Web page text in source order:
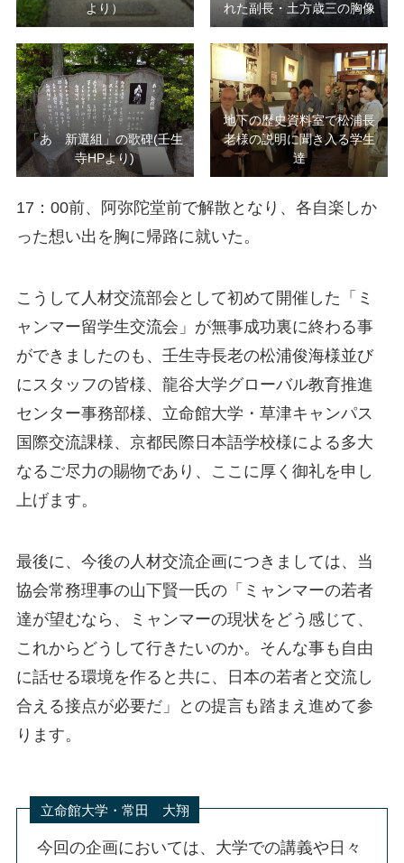
より）
れた副長・土方歳三の胸像
「あゝ新選組」の歌碑(壬生
寺HPより)
地下の歴史資料室で松浦長
老様の説明に聞き入る学生
達
17：00前、阿弥陀堂前で解散となり、各自楽しか
った想い出を胸に帰路に就いた。
こうして人材交流部会として初めて開催した「ミ
ャンマー留学生交流会」が無事成功裏に終わる事
ができましたのも、壬生寺長老の松浦俊海様並び
にスタッフの皆様、龍谷大学グローバル教育推進
センター事務部様、立命館大学・草津キャンパス
国際交流課様、京都民際日本語学校様による多大
なるご尽力の賜物であり、ここに厚く御礼を申し
上げます。
最後に、今後の人材交流企画につきましては、当
協会常務理事の山下賢一氏の「ミャンマーの若者
達が望むなら、ミャンマーの現状をどう感じて、
これからどうして行きたいのか。そんな事も自由
に話せる環境を作ると共に、日本の若者と交流し
合える接点が必要だ」との提言も踏まえ進めて参
ります。
立命館大学・常田 大翔
今回の企画においては、大学での講義や日々